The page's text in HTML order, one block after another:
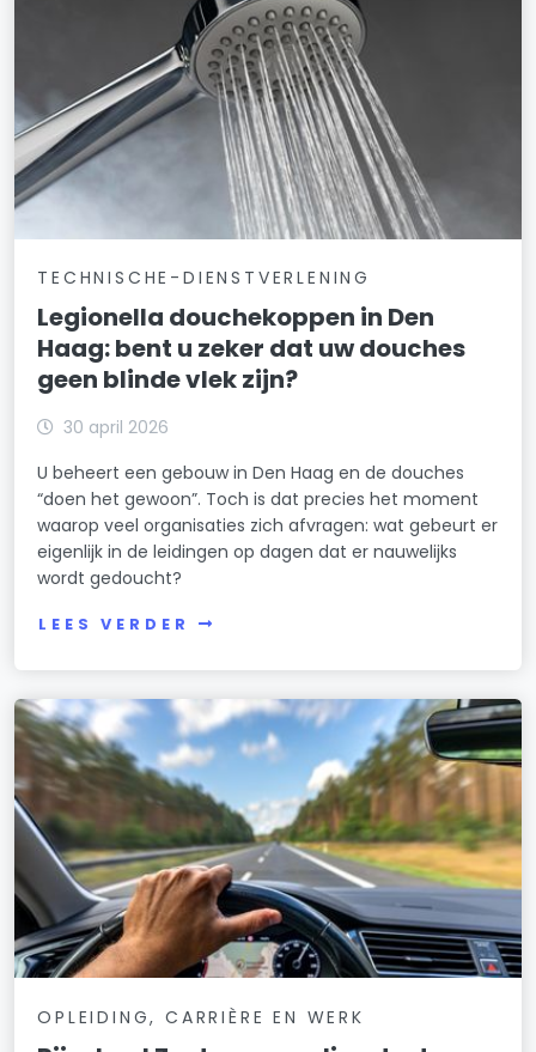
TECHNISCHE-DIENSTVERLENING
Legionella douchekoppen in Den
Haag: bent u zeker dat uw douches
geen blinde vlek zijn?
30 april 2026
U beheert een gebouw in Den Haag en de douches
“doen het gewoon”. Toch is dat precies het moment
waarop veel organisaties zich afvragen: wat gebeurt er
eigenlijk in de leidingen op dagen dat er nauwelijks
wordt gedoucht?
LEES VERDER
OPLEIDING, CARRIÈRE EN WERK